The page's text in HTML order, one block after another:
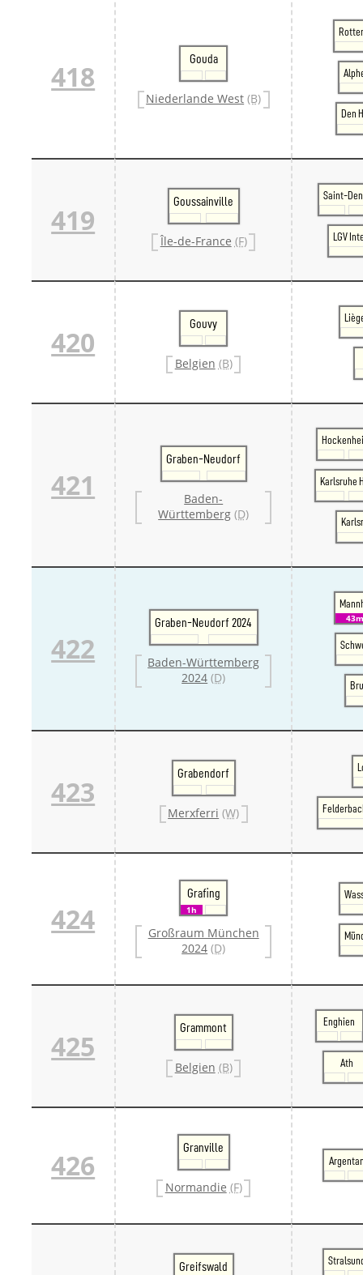
418
Gouda
Niederlande West (B)
Den
419
Goussainville
Île-de-France (F)
Saint-
LGV
420
Gouvy
Belgien (B)
421
Graben-Neudorf
Baden-
Württemberg (D)
Karlsruhe
422
Graben-Neudorf 2024
Baden-Württemberg
2024 (D)
43m
423
Grabendorf
Merxferri (W)
424
Grafing
1h
Großraum München
2024 (D)
425
Grammont
Belgien (B)
Enghien
Ath
426
Granville
Normandie (F)
Greifswald